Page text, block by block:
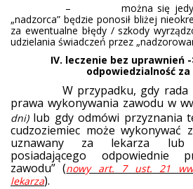
– można się jedynie
„nadzorca” będzie ponosił bliżej
za ewentualne błędy / szkody
udzielania świadczeń przez
IV. leczenie bez uprawnień
odpowiedzialność
W przypadku, gdy rada
prawa wykonywania zawodu w
dni) lub gdy odmówi przyznania
cudzoziemiec może wykonywać
uznawany za lekarza lub
posiadającego odpowiednie
zawodu” (nowy art. 7 ust. 21
lekarza).